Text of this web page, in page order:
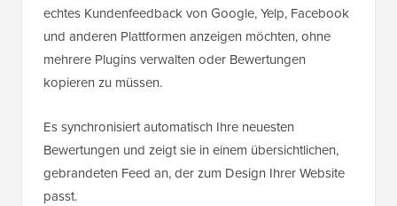
echtes Kundenfeedback von Google, Yelp, Facebook
und anderen Plattformen anzeigen möchten, ohne
mehrere Plugins verwalten oder Bewertungen
kopieren zu müssen.
Es synchronisiert automatisch Ihre neuesten
Bewertungen und zeigt sie in einem übersichtlichen,
gebrandeten Feed an, der zum Design Ihrer Website
passt.